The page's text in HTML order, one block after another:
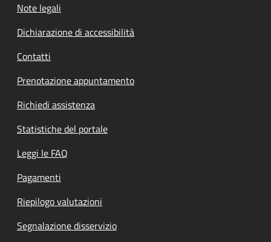
Note legali
Dichiarazione di accessibilità
Contatti
Prenotazione appuntamento
Richiedi assistenza
Statistiche del portale
Leggi le FAQ
Pagamenti
Riepilogo valutazioni
Segnalazione disservizio